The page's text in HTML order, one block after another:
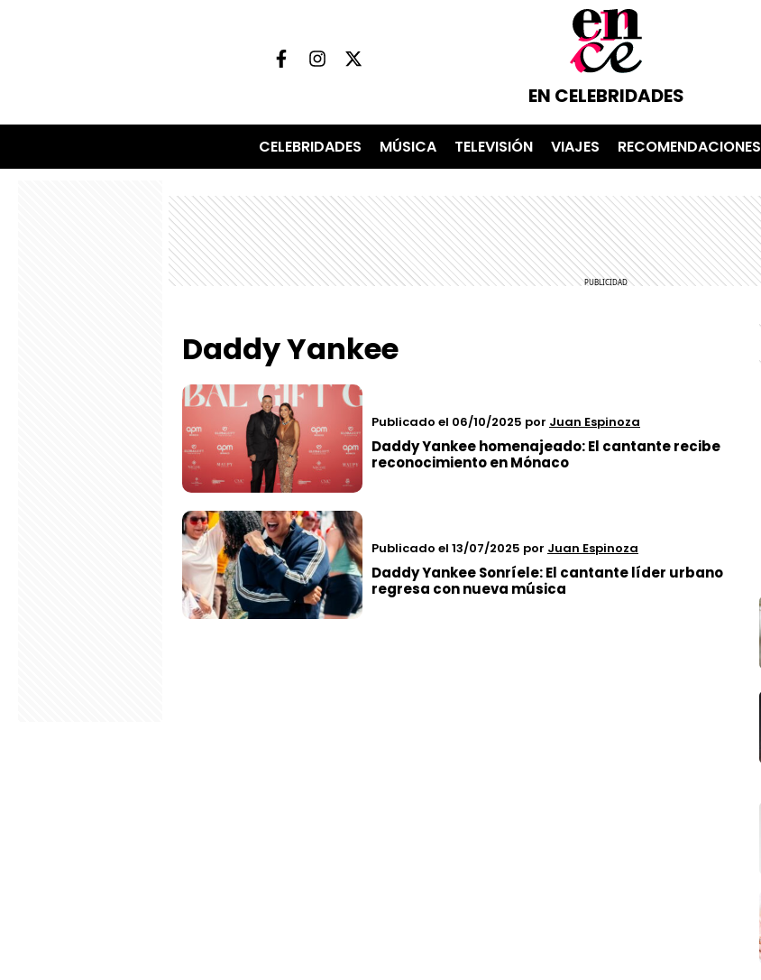
EN CELEBRIDADES
CELEBRIDADES MÚSICA TELEVISIÓN VIAJES RECOMENDACIONES
Daddy Yankee
Publicado el 06/10/2025 por Juan Espinoza
Daddy Yankee homenajeado: El cantante recibe
reconocimiento en Mónaco
Publicado el 13/07/2025 por Juan Espinoza
Daddy Yankee Sonríele: El cantante líder urbano
regresa con nueva música